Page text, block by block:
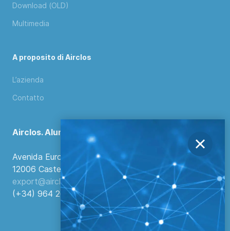
Download (OLD)
Multimedia
A proposito di Airclos
L’azienda
Contatto
Airclos. Aluminium Systems
Avenida Europa, 103
12006 Castellón de la Plana, Spagna.
export@airclos.com
(+34) 964 260 849